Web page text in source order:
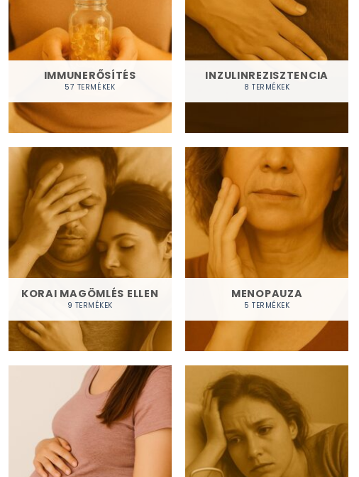
IMMUNERŐSÍTÉS
57 TERMÉKEK
INZULINREZISZTENCIA
8 TERMÉKEK
KORAI MAGÖMLÉS ELLEN
9 TERMÉKEK
MENOPAUZA
5 TERMÉKEK